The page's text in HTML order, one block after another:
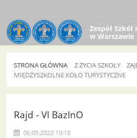
Zespół Szkół
w Warszawie
STRONA GŁÓWNA Z ŻYCIA SZKOŁY
MIĘDZYSZKOLNE KOŁO TURYSTYCZNE
Koło
Turystyczne
Rajd - VI BazInO
06.05.2022 19:18